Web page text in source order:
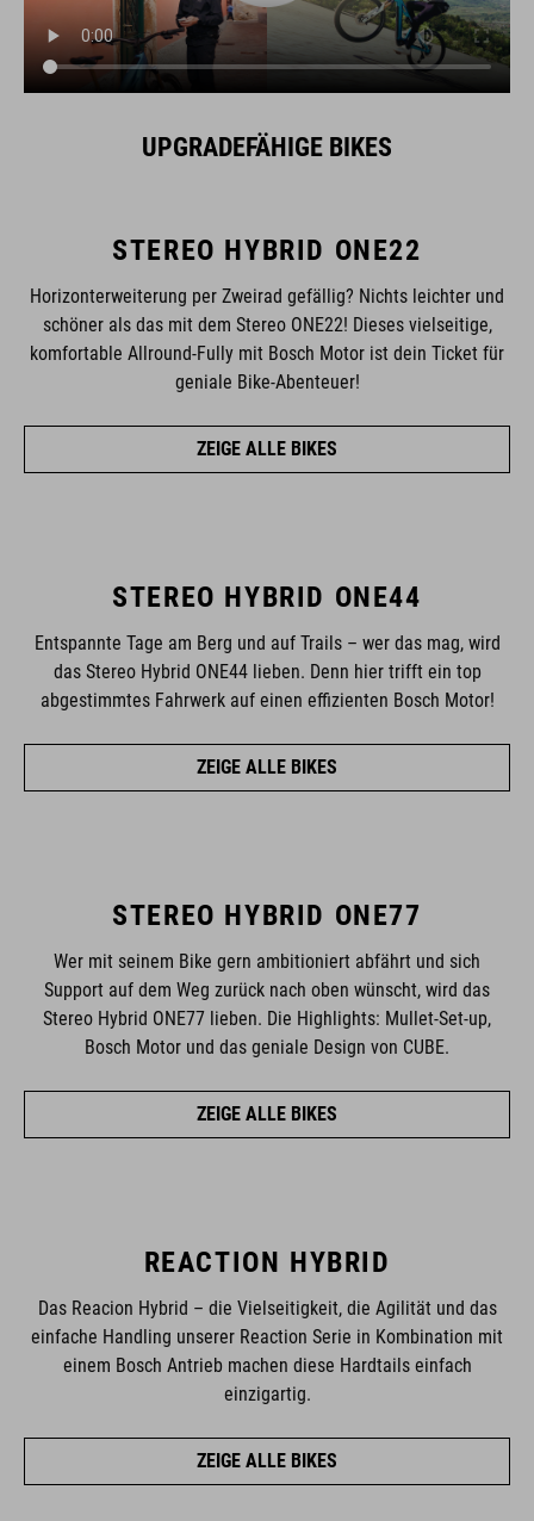
UPGRADEFÄHIGE BIKES
STEREO HYBRID ONE22
Horizonterweiterung per Zweirad gefällig? Nichts leichter und
schöner als das mit dem Stereo ONE22! Dieses vielseitige,
komfortable Allround-Fully mit Bosch Motor ist dein Ticket für
geniale Bike-Abenteuer!
ZEIGE ALLE BIKES
STEREO HYBRID ONE44
Entspannte Tage am Berg und auf Trails – wer das mag, wird
das Stereo Hybrid ONE44 lieben. Denn hier trifft ein top
abgestimmtes Fahrwerk auf einen effizienten Bosch Motor!
ZEIGE ALLE BIKES
STEREO HYBRID ONE77
Wer mit seinem Bike gern ambitioniert abfährt und sich
Support auf dem Weg zurück nach oben wünscht, wird das
Stereo Hybrid ONE77 lieben. Die Highlights: Mullet-Set-up,
Bosch Motor und das geniale Design von CUBE.
ZEIGE ALLE BIKES
REACTION HYBRID
Das Reacion Hybrid – die Vielseitigkeit, die Agilität und das
einfache Handling unserer Reaction Serie in Kombination mit
einem Bosch Antrieb machen diese Hardtails einfach
einzigartig.
ZEIGE ALLE BIKES